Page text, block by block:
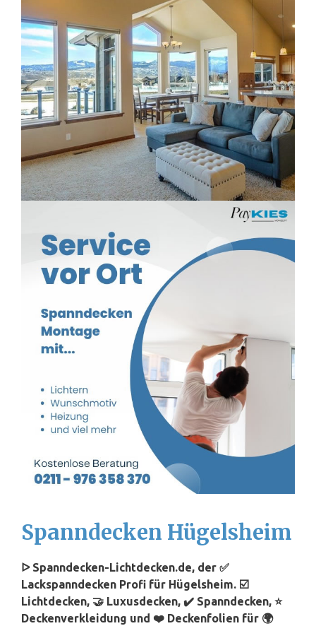
Spanndecken Hügelsheim
ᐅ Spanndecken-Lichtdecken.de, der ✅
Lackspanndecken Profi für Hügelsheim. ☑️
Lichtdecken, 🤝 Luxusdecken, ✔️ Spanndecken, ⭐
Deckenverkleidung und ❤️ Deckenfolien für 🌍